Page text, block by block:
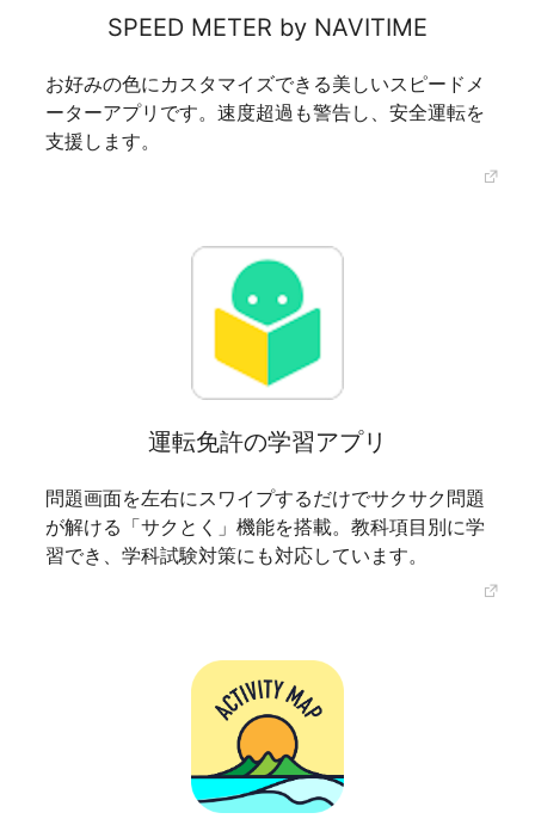
SPEED METER by NAVITIME
お好みの色にカスタマイズできる美しいスピードメ
ーターアプリです。速度超過も警告し、安全運転を
支援します。
運転免許の学習アプリ
問題画面を左右にスワイプするだけでサクサク問題
が解ける「サクとく」機能を搭載。教科項目別に学
習でき、学科試験対策にも対応しています。